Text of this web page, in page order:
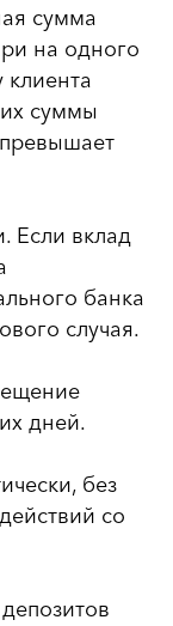
сумма
на одного
клиента
суммы
Если вклад
банка
случая.
дней.
без
со